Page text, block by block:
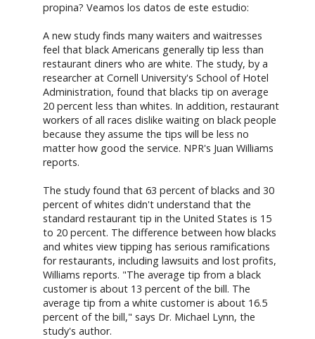
propina? Veamos los datos de este estudio:
A new study finds many waiters and waitresses
feel that black Americans generally tip less than
restaurant diners who are white. The study, by a
researcher at Cornell University's School of Hotel
Administration, found that blacks tip on average
20 percent less than whites. In addition, restaurant
workers of all races dislike waiting on black people
because they assume the tips will be less no
matter how good the service. NPR's Juan Williams
reports.
The study found that 63 percent of blacks and 30
percent of whites didn't understand that the
standard restaurant tip in the United States is 15
to 20 percent. The difference between how blacks
and whites view tipping has serious ramifications
for restaurants, including lawsuits and lost profits,
Williams reports. "The average tip from a black
customer is about 13 percent of the bill. The
average tip from a white customer is about 16.5
percent of the bill," says Dr. Michael Lynn, the
study's author.